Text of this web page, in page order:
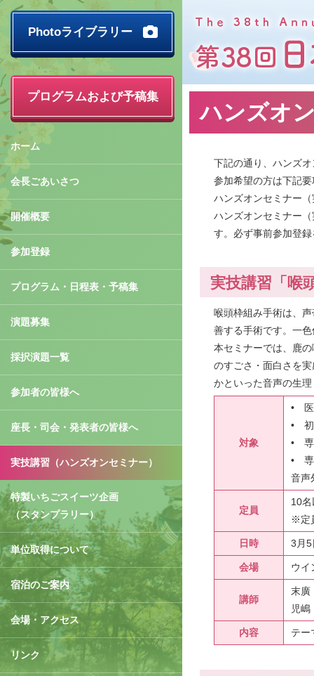
Photoライブラリー
プログラムおよび予稿集
ホーム
会長ごあいさつ
開催概要
参加登録
プログラム・日程表・予稿集
演題募集
採択演題一覧
参加者の皆様へ
座長・司会・発表者の皆様へ
実技講習（ハンズオンセミナー）
特製いちごスイーツ企画
（スタンプラリー）
単位取得について
宿泊のご案内
会場・アクセス
リンク
ハンズオ
下記の通り、ハンズ
参加希望の方は下記
ハンズオンセミナー
ハンズオンセミナー
す。必ず事前参加登
実技講習「喉
喉頭枠組み手術は、
善する手術です。一
本セミナーでは、鹿
のすごさ・面白さを
かといった音声の生
対象
• 医
• 初
• 専
• 専
音声
定員
10
※定
日時 3月5
会場 ウイ
講師
末廣
児
内容 テー